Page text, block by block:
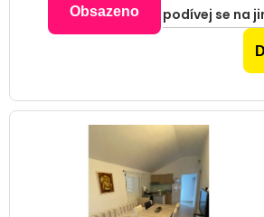
Obsazeno podívej se na